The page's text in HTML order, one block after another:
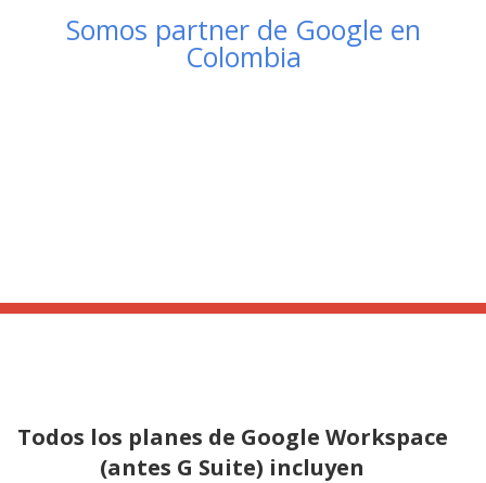
Somos partner de Google en
Colombia
Todos los planes de Google Workspace
(antes G Suite) incluyen